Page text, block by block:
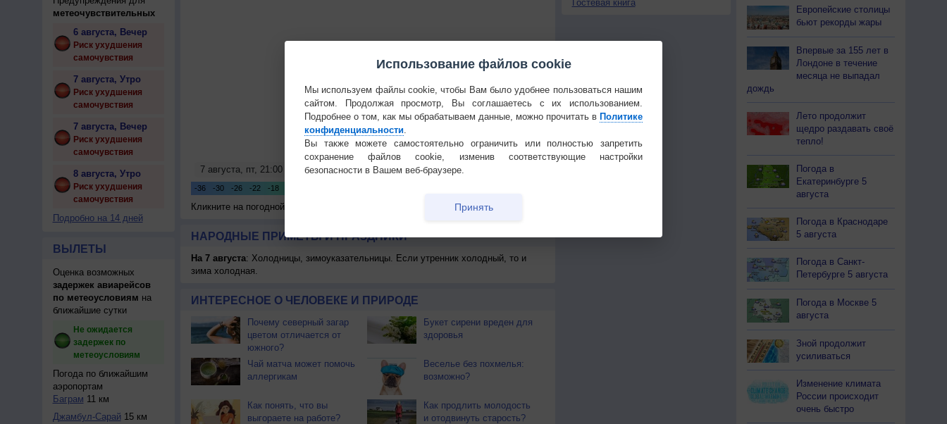
метеочувствительных
6 августа, Вечер
Риск ухудшения
самочувствия
7 августа, Утро
Риск ухудшения
самочувствия
7 августа, Вечер
Риск ухудшения
самочувствия
8 августа, Утро
Риск ухудшения
самочувствия
Подробно на 14 дней
ВЫЛЕТЫ
Оценка возможных
задержек авиарейсов
по метеоусловиям на
ближайшие сутки
Не ожидается
задержек по
метеоусловиям
Погода по ближайшим
аэропортам
Баграм 11 км
Джамбул-Сарай 15 км
Кликните на погодной карте для получения подробных данных
НАРОДНЫЕ ПРИМЕТЫ И ПРАЗДНИКИ
На 7 августа: Холодницы, зимоуказательницы. Если утренник холодный, то и
зима холодная.
ИНТЕРЕСНОЕ О ЧЕЛОВЕКЕ И ПРИРОДЕ
Почему северный загар
цветом отличается от
южного?
Букет сирени вреден для
здоровья
Чай матча может помочь
аллергикам
Веселье без похмелья:
возможно?
Как понять, что вы
выгораете на работе?
Как продлить молодость
и отодвинуть старость?
Гостевая книга
Европейские столицы
бьют рекорды жары
Впервые за 155 лет в
Лондоне в течение
месяца не выпадал
дождь
Лето продолжит
щедро раздавать своё
тепло!
Погода в
Екатеринбурге 5
августа
Погода в Краснодаре
5 августа
Погода в Санкт-
Петербурге 5 августа
Погода в Москве 5
августа
Зной продолжит
усиливаться
Изменение климата
России происходит
очень быстро
Использование файлов cookie
Мы используем файлы cookie, чтобы Вам было удобнее пользоваться нашим
сайтом. Продолжая просмотр, Вы соглашаетесь с их использованием.
Подробнее о том, как мы обрабатываем данные, можно прочитать в Политике
конфиденциальности
Вы также можете самостоятельно ограничить или полностью запретить
сохранение файлов cookie, изменив соответствующие настройки
безопасности в Вашем веб-браузере.
Принять